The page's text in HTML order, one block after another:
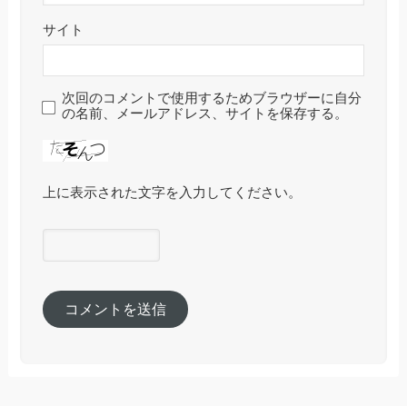
サイト
次回のコメントで使用するためブラウザーに自分
の名前、メールアドレス、サイトを保存する。
上に表示された文字を入力してください。